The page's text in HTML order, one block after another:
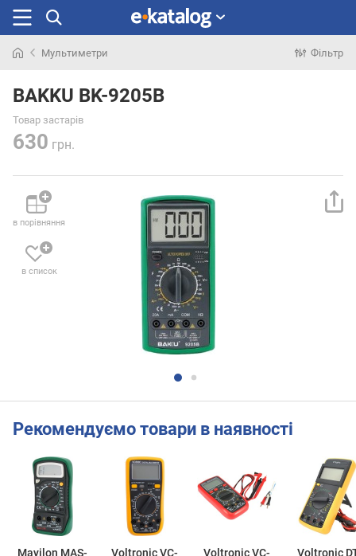
раніше
Мультиметри Фільтр
BAKKU BK-9205B
Товар застарів
630 грн.
в порівняння
в список
Рекомендуємо товари в наявності
Mayilon MAS-
Voltronic VC-
Voltronic VC-
Voltronic